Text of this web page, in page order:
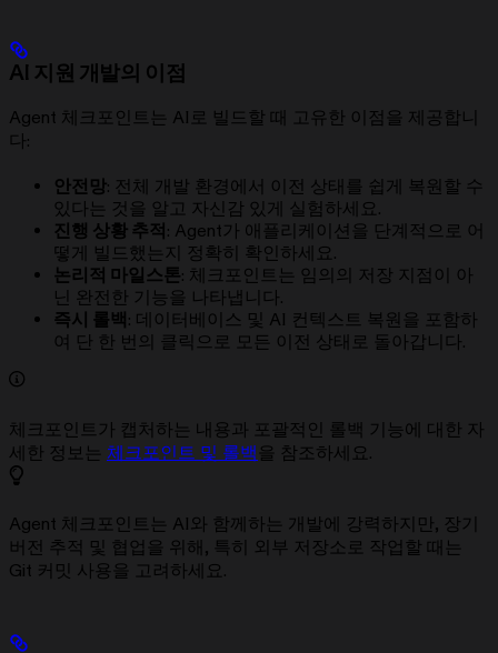
AI 지원 개발의 이점
Agent 체크포인트는 AI로 빌드할 때 고유한 이점을 제공합니
다:
안전망: 전체 개발 환경에서 이전 상태를 쉽게 복원할 수
있다는 것을 알고 자신감 있게 실험하세요.
진행 상황 추적 : Agent가 애플리케이션을 단계적으로 어
떻게 빌드했는지 정확히 확인하세요.
논리적 마일스톤: 체크포인트는 임의의 저장 지점이 아
닌 완전한 기능을 나타냅니다.
즉시 롤백 : 데이터베이스 및 AI 컨텍스트 복원을 포함하
여 단 한 번의 클릭으로 모든 이전 상태로 돌아갑니다.
체크포인트가 캡처하는 내용과 포괄적인 롤백 기능에 대한 자
세한 정보는 체크포인트 및 롤백 을 참조하세요.
Agent 체크포인트는 AI와 함께하는 개발에 강력하지만, 장기
버전 추적 및 협업을 위해, 특히 외부 저장소로 작업할 때는
Git 커밋 사용을 고려하세요.